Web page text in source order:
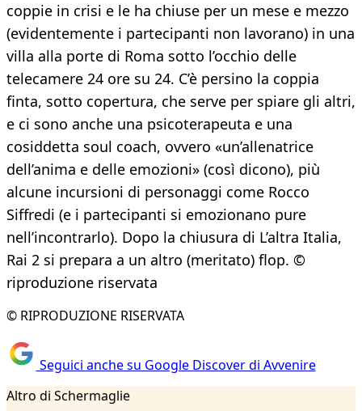
coppie in crisi e le ha chiuse per un mese e mezzo
(evidentemente i partecipanti non lavorano) in una
villa alla porte di Roma sotto l’occhio delle
telecamere 24 ore su 24. C’è persino la coppia
finta, sotto copertura, che serve per spiare gli altri,
e ci sono anche una psicoterapeuta e una
cosiddetta soul coach, ovvero «un’allenatrice
dell’anima e delle emozioni» (così dicono), più
alcune incursioni di personaggi come Rocco
Siffredi (e i partecipanti si emozionano pure
nell’incontrarlo). Dopo la chiusura di L’altra Italia,
Rai 2 si prepara a un altro (meritato) flop. ©
riproduzione riservata
© RIPRODUZIONE RISERVATA
Seguici anche su Google Discover di Avvenire
Altro di Schermaglie